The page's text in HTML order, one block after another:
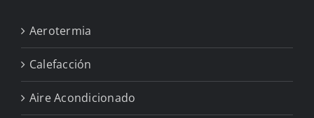
Aerotermia
Calefacción
Aire Acondicionado